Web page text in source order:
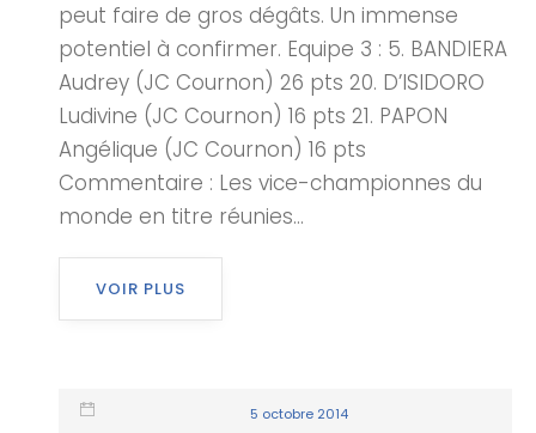
peut faire de gros dégâts. Un immense
potentiel à confirmer. Equipe 3 : 5. BANDIERA
Audrey (JC Cournon) 26 pts 20. D’ISIDORO
Ludivine (JC Cournon) 16 pts 21. PAPON
Angélique (JC Cournon) 16 pts
Commentaire : Les vice-championnes du
monde en titre réunies...
VOIR PLUS
5 octobre 2014